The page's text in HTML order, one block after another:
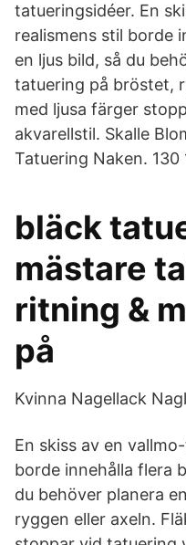
tatueringsidéer. En
realismens stil borde
en ljus bild, så du
tatuering på bröstet,
med ljusa färger
akvarellstil. Skalle
Tatuering Naken. 130
bläck
mästare
ritning &
på
Kvinna Nagellack
En skiss av en
borde innehålla flera
du behöver planera
ryggen eller axeln.